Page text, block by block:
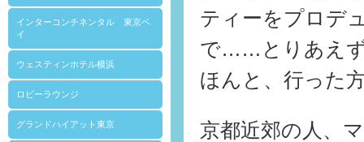
インターコンチネンタル 東京ベ
イ
ウェスティンホテル横浜
ロビーラウンジ
グランドハイアット東京
ティーをプロデ
で……とりあえず
ほんと、行った
京都近郊の人、